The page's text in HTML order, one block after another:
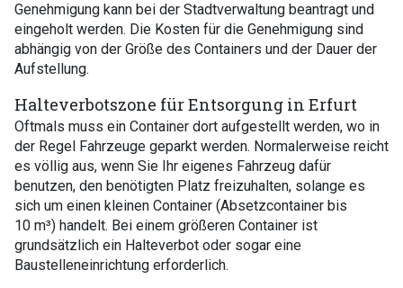
Genehmigung kann bei der Stadtverwaltung beantragt und
eingeholt werden. Die Kosten für die Genehmigung sind
abhängig von der Größe des Containers und der Dauer der
Aufstellung.
Halteverbotszone für Entsorgung in Erfurt
Oftmals muss ein Container dort aufgestellt werden, wo in
der Regel Fahrzeuge geparkt werden. Normalerweise reicht
es völlig aus, wenn Sie Ihr eigenes Fahrzeug dafür
benutzen, den benötigten Platz freizuhalten, solange es
sich um einen kleinen Container (Absetzcontainer bis
10 m³) handelt. Bei einem größeren Container ist
grundsätzlich ein Halteverbot oder sogar eine
Baustelleneinrichtung erforderlich.